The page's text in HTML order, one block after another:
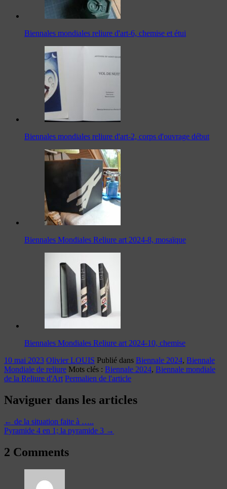
Biennales mondiales reliure d'art-6, chemise et étui
Biennales mondiales reliure d'art-2, corps d'ouvrage début
Biennales Mondiales Reliure art 2024-8, mosaïque
Biennales Mondiales Reliure art 2024-10, chemise
10 mai 2023 Olivier LOUIS Publié dans Biennale 2024, Biennale
Mondiale de reliure Mots clés : Biennale 2024, Biennale mondiale
de la Reliure d'Art Permalien de l'article
Naviguer dans les articles
← de la situation faite à …..
Pyramide 4 en 1; la pyramide 3 →
2 Comments